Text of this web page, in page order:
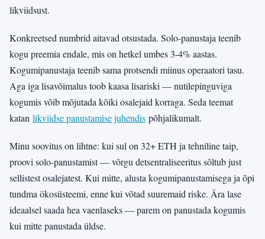
likviidsust.
Konkreetsed numbrid aitavad otsustada. Solo-panustaja teenib
kogu preemia endale, mis on hetkel umbes 3-4% aastas.
Kogumipanustaja teenib sama protsendi miinus operaatori tasu.
Aga iga lisavõimalus toob kaasa lisariski — nutilepinguviga
kogumis võib mõjutada kõiki osalejaid korraga. Seda teemat
katan likviidse panustamise juhendis põhjalikumalt.
Minu soovitus on lihtne: kui sul on 32+ ETH ja tehniline taip,
proovi solo-panustamist — võrgu detsentraliseeritus sõltub just
sellistest osalejatest. Kui mitte, alusta kogumipanustamisega ja õpi
tundma ökosüsteemi, enne kui võtad suuremaid riske. Ära lase
ideaalsel saada hea vaenlaseks — parem on panustada kogumis
kui mitte panustada üldse.